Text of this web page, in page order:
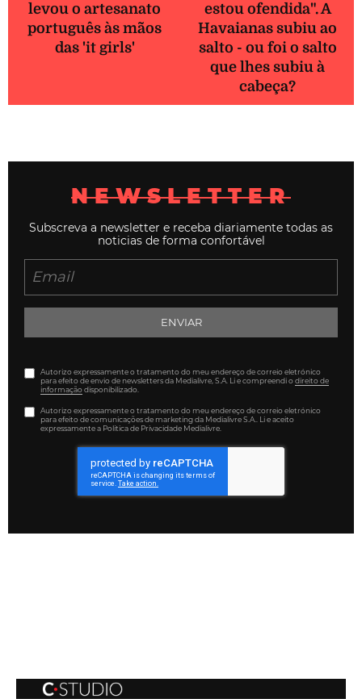
levou o artesanato
português às mãos
das 'it girls'
estou ofendida". A
Havaianas subiu ao
salto - ou foi o salto
que lhes subiu à
cabeça?
NEWSLETTER
Subscreva a newsletter e receba diariamente todas as
noticias de forma confortável
ENVIAR
Autorizo expressamente o tratamento do meu endereço de correio eletrónico
para efeito de envio de newsletters da Medialivre, S.A. Li e compreendi odireito de
informaçãodisponibilizado.
Autorizo expressamente o tratamento do meu endereço de correio eletrónico
para efeito de comunicações de marketing da Medialivre S.A.. Li e aceito
expressamente a Política de Privacidade Medialivre.